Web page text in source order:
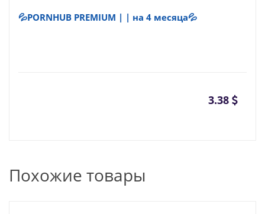
💦PORNHUB PREMIUM | | на 4 месяца💦
3.38
Похожие товары